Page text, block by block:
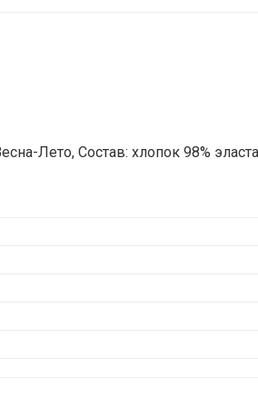
Лето, Состав: хлопок 98%